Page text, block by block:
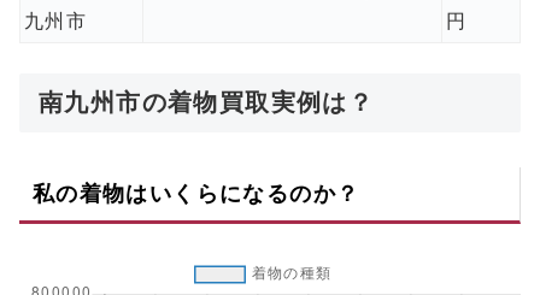
九州市
円
南九州市の着物買取実例は？
私の着物はいくらになるのか？